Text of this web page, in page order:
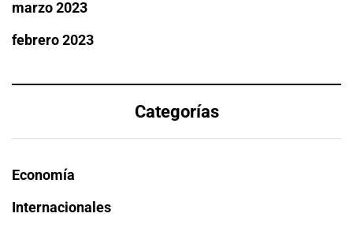
marzo 2023
febrero 2023
Categorías
Economía
Internacionales